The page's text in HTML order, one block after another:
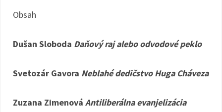
Obsah
Dušan Sloboda Daňový raj alebo odvodové peklo
Svetozár Gavora Neblahé dedičstvo Huga Cháveza
Zuzana Zimenová Antiliberálna evanjelizácia